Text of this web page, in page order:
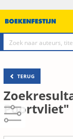
TERUG
Poortvliet"